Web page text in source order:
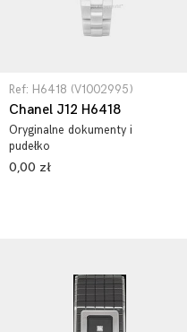
Ref: H6418 (V1002995)
Chanel J12 H6418
Oryginalne dokumenty i
pudełko
0,00 zł